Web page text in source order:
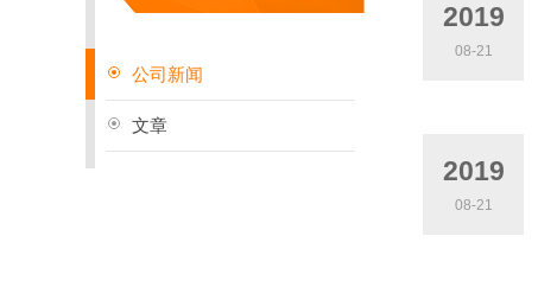
公司新闻
文章
2019
08-21
2019
08-21